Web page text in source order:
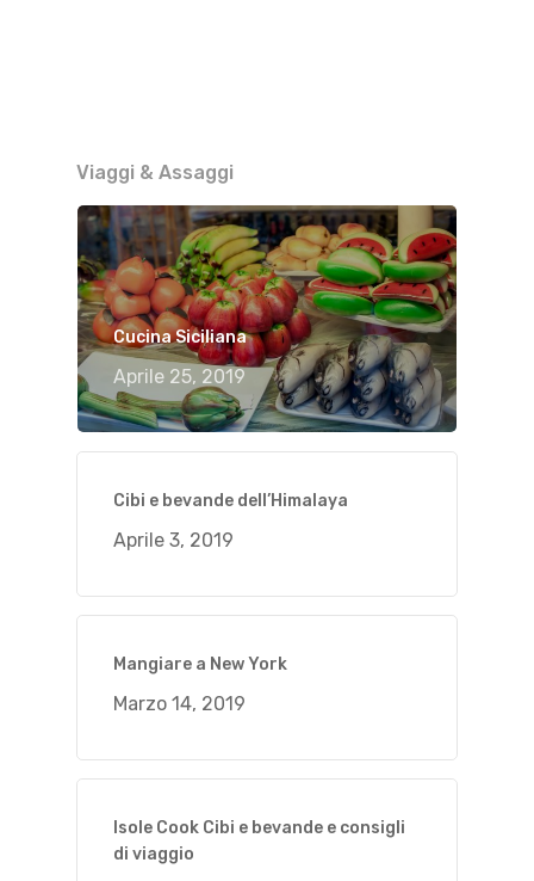
Viaggi & Assaggi
Cucina Siciliana
Aprile 25, 2019
Cibi e bevande dell’Himalaya
Aprile 3, 2019
Mangiare a New York
Marzo 14, 2019
Isole Cook Cibi e bevande e consigli
di viaggio